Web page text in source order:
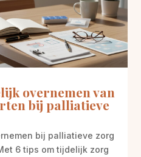
overnemen van
bij palliatieve
bij palliatieve zorg
6 tips om tijdelijk zorg